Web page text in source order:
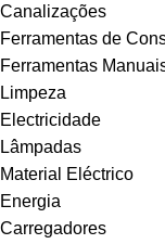
Canalizações
Ferramentas de
Ferramentas
Limpeza
Electricidade
Lâmpadas
Material Eléctrico
Energia
Carregadores